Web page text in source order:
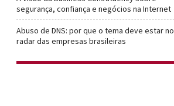
segurança, confiança e negócios na Internet
Abuso de DNS: por que o tema deve estar no
radar das empresas brasileiras